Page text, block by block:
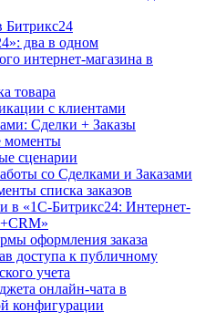
Битрикс24
два в одном
интернет-магазина в
товара
с клиентами
Сделки + Заказы
сценарии
со Сделками и Заказами
списка заказов
в «1С-Битрикс24: Интернет-
оформления заказа
доступа к публичному
учета
онлайн-чата в
конфигурации